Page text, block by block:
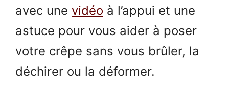
avec une vidéo à l’appui et une
astuce pour vous aider à poser
votre crêpe sans vous brûler, la
déchirer ou la déformer.